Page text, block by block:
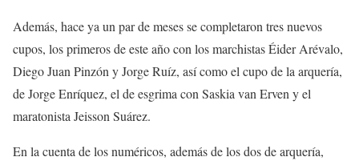
Además, hace ya un par de meses se completaron tres nuevos
cupos, los primeros de este año con los marchistas Éider Arévalo,
Diego Juan Pinzón y Jorge Ruíz, así como el cupo de la arquería,
de Jorge Enríquez, el de esgrima con Saskia van Erven y el
maratonista Jeisson Suárez.
En la cuenta de los numéricos, además de los dos de arquería,